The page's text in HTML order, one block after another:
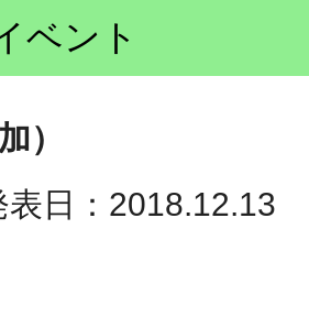
ベント
）
表日：2018.12.13